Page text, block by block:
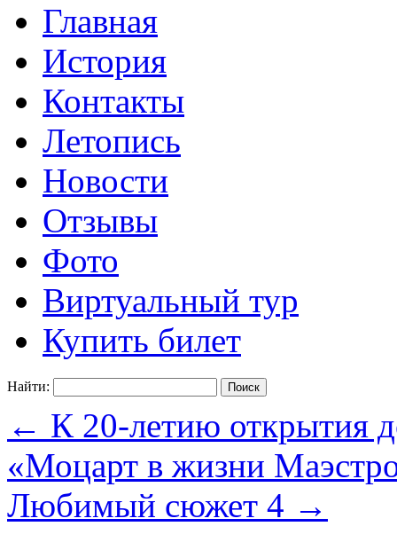
Главная
История
Контакты
Летопись
Новости
Отзывы
Фото
Виртуальный тур
Купить билет
Найти:
← К 20-летию открытия
«Моцарт в жизни
Любимый сюжет 4 →